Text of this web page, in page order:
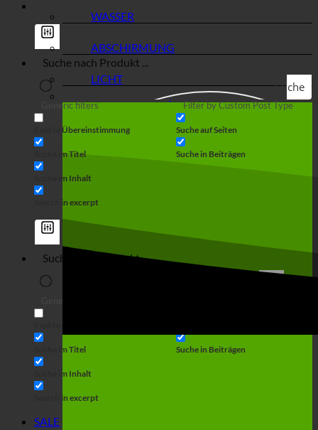
Suche
Generic filters
Exakte Übereinstimmung
Suche im Titel
Suche im Inhalt
Search in excerpt
Filter by Custom Post Type
Suche auf Seiten
Suche in Beiträgen
Suche im Titel
Suche im Inhalt
Search in excerpt
Suche in Beiträgen
SALE
WASSER
ABSCHIRMUNG
LICHT